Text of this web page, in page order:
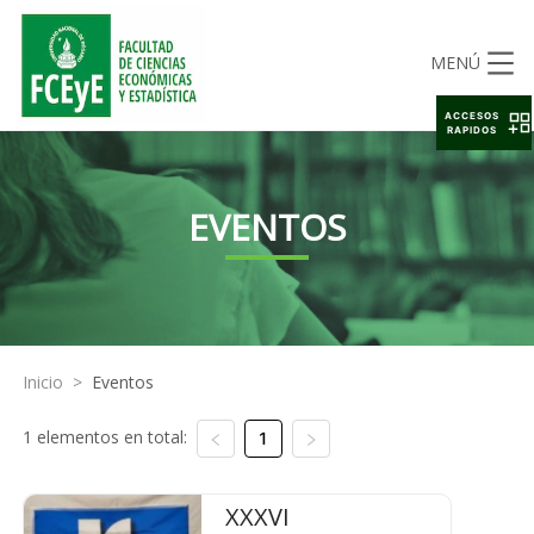
MENÚ
EVENTOS
Inicio > Eventos
1 elementos en total: 1
XXXVI
ACCESOS
RAPIDOS